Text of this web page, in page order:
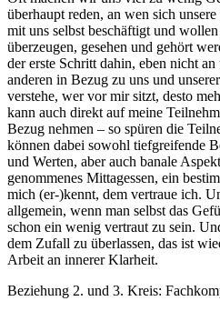
überhaupt reden, an wen sich
mit uns selbst beschäftigt und
überzeugen, gesehen und gehört
der erste Schritt dahin, eben nicht
anderen in Bezug zu uns und
verstehe, wer vor mir sitzt, desto
kann auch direkt auf meine
Bezug nehmen – so spüren die
können dabei sowohl tiefgreifende
und Werten, aber auch banale
genommenes Mittagessen, ein
mich (er-)kennt, dem vertraue ich.
allgemein, wenn man selbst das
schon ein wenig vertraut zu sein.
dem Zufall zu überlassen, das ist
Arbeit an innerer Klarheit.
Beziehung 2. und 3. Kreis: